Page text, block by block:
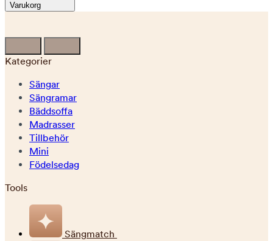
Varukorg
Kategorier
Sängar
Sängramar
Bäddsoffa
Madrasser
Tillbehör
Mini
Födelsedag
Tools
Sängmatch